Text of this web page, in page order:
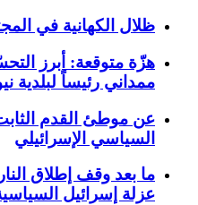
ظلال الكهانية في
هزّة متوقعة: أبرز
ممداني رئيساً لبلدية
عن موطئ القدم
السياسي الإسرائيلي
ما بعد وقف إطلاق
عزلة إسرائيل